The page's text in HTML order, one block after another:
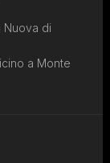
Nuova di
a Monte